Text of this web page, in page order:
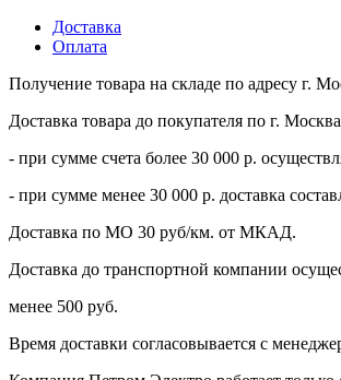
Доставка
Оплата
Получение товара на складе по адресу г.
Доставка товара до покупателя по г.
- при сумме счета более 30 000 р.
- при сумме менее 30 000 р. доставка
Доставка по МО 30 руб/км. от МКАД.
Доставка до транспортной компании
менее 500 руб.
Время доставки согласовывается с